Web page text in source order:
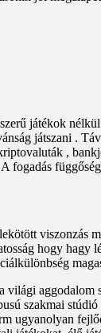
játékok
játszani .
,
fogadás
viszonzás
hogy
szakmai
ugyanolyan